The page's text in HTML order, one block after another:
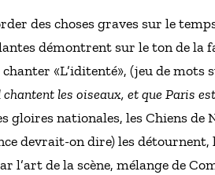
des choses graves sur le
démontrent sur le ton de la
«L’iditenté», (jeu de mots
chantent les oiseaux, et que Paris
gloires nationales, les Chiens
devrait-on dire) les
l’art de la scène, mélange de